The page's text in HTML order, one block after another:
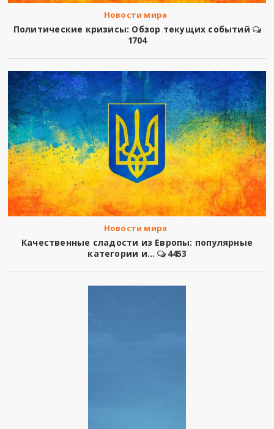
Новости мира
Политические кризисы: Обзор текущих событий
1704
Новости мира
Качественные сладости из Европы: популярные
категории и...
4453